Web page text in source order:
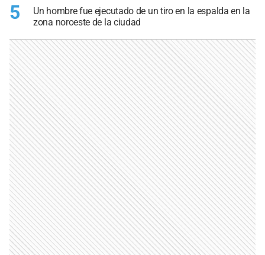
5
Un hombre fue ejecutado de un tiro en la espalda en la
zona noroeste de la ciudad